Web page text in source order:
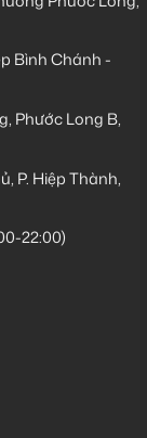
Bình Chánh -
Phước Long B,
P. Hiệp Thành,
22:00)